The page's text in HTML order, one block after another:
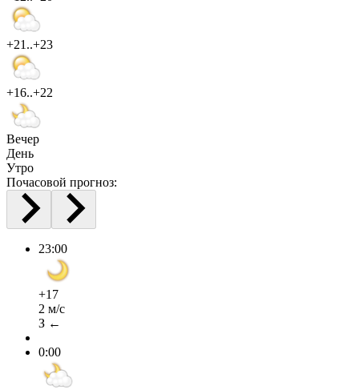
+21..+23
+16..+22
Вечер
День
Утро
Почасовой прогноз:
23:00
+17
2 м/с
З ←
0:00